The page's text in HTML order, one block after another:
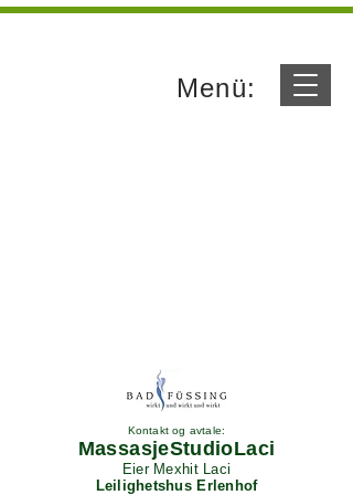
Menü:
Kontakt og avtale:
MassasjeStudioLaci
Eier Mexhit Laci
Leilighetshus Erlenhof